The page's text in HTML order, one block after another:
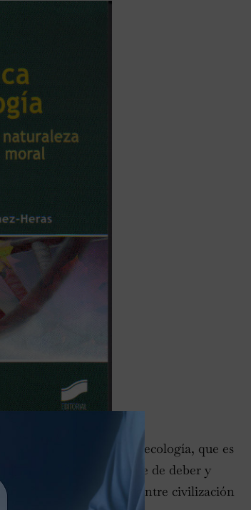
conexión con la ecología, que es
naturaleza como fuente de deber y
como un maridaje entre civilización